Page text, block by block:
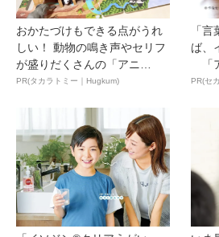
おかたづけもできる点がうれ
しい！ 動物の鳴き声やセリフ
が盛りだくさんの「アニ
ア ...
PR(タカラトミー｜Hugkum)
「
ば、
「
ん...
PR(セ